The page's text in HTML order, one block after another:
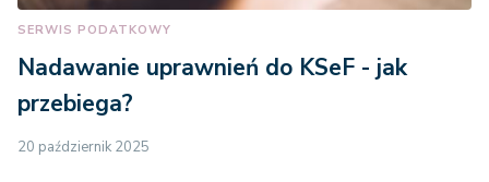
SERWIS PODATKOWY
Nadawanie uprawnień do KSeF - jak
przebiega?
20 październik 2025